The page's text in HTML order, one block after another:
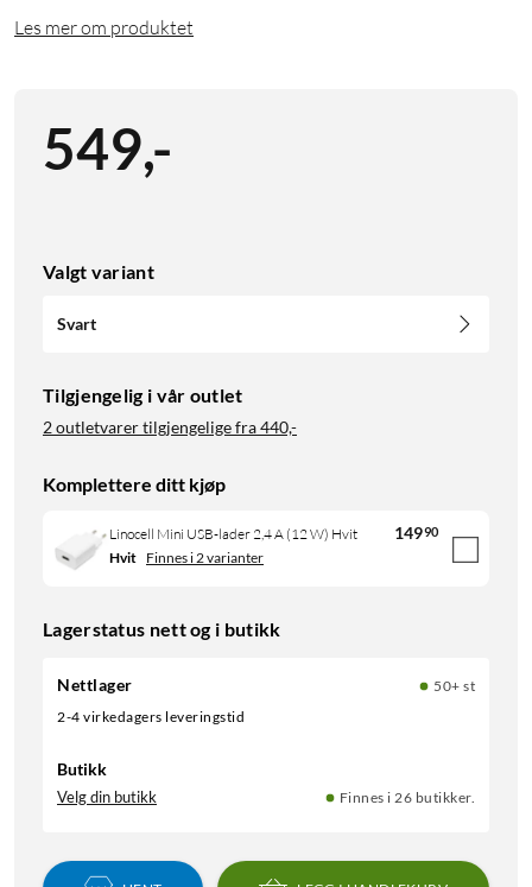
Les mer om produktet
549,-
Valgt variant
Svart
Tilgjengelig i vår outlet
2 outletvarer tilgjengelige fra440,-
Komplettere ditt kjøp
Linocell Mini USB-lader 2,4 A (12 W) Hvit 14990
Hvit Finnes i 2 varianter
Lagerstatus nett og i butikk
Nettlager
50+ st
2-4 virkedagers leveringstid
Butikk
Velg din butikk Finnes i 26 butikker.